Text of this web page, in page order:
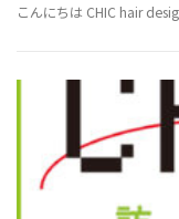
こんにちは CHIC hair